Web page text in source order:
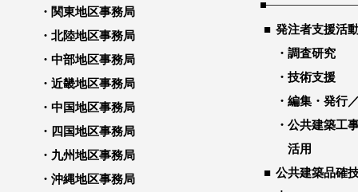
関東地区事務局
北陸地区事務局
中部地区事務局
近畿地区事務局
中国地区事務局
四国地区事務局
九州地区事務局
沖縄地区事務局
発注者支援活
調査研究
技術支援
編集・発行
公共建築工
活用
公共建築品確